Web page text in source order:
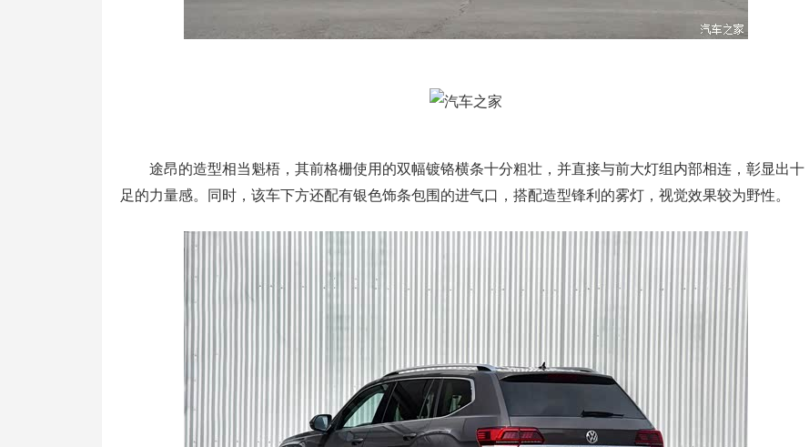
途昂的造型相当魁梧，其前格栅使用的双幅镀铬横条十分粗壮，并直接与前大灯组内部相连，彰显出十
足的力量感。同时，该车下方还配有银色饰条包围的进气口，搭配造型锋利的雾灯，视觉效果较为野性。